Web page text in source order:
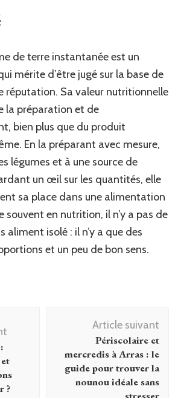
de terre instantanée est un
mérite d’être jugé sur la base de
réputation. Sa valeur nutritionnelle
la préparation et de
bien plus que du produit
En la préparant avec mesure,
légumes et à une source de
un œil sur les quantités, elle
sa place dans une alimentation
souvent en nutrition, il n’y a pas de
aliment isolé : il n’y a que des
et un peu de bon sens.
?
Article suivant
Périscolaire et
mercredis à Arras : le
guide pour trouver la
nounou idéale sans